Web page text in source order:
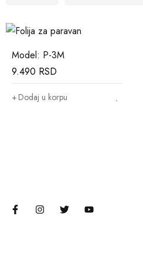
Model: P-3M
9.490 RSD
Dodaj u korpu